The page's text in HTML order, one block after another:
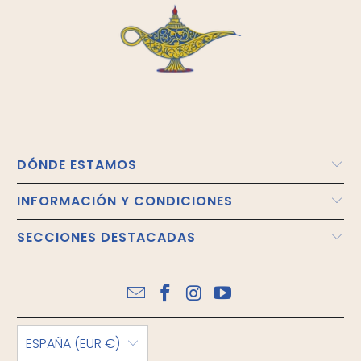
DÓNDE ESTAMOS
INFORMACIÓN Y CONDICIONES
SECCIONES DESTACADAS
ESPAÑA (EUR €)